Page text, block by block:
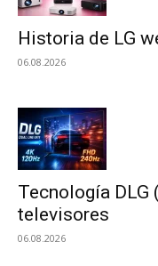
Historia de LG
06.08.2026
Tecnología DLG
televisores
06.08.2026